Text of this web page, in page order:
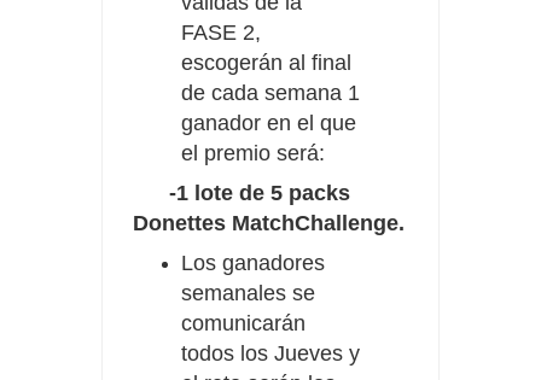
FASE 2,
escogerán al final
de cada semana 1
ganador en el que
el premio será:
-1 lote de 5 packs
Donettes MatchChallenge.
Los ganadores
semanales se
comunicarán
todos los Jueves y